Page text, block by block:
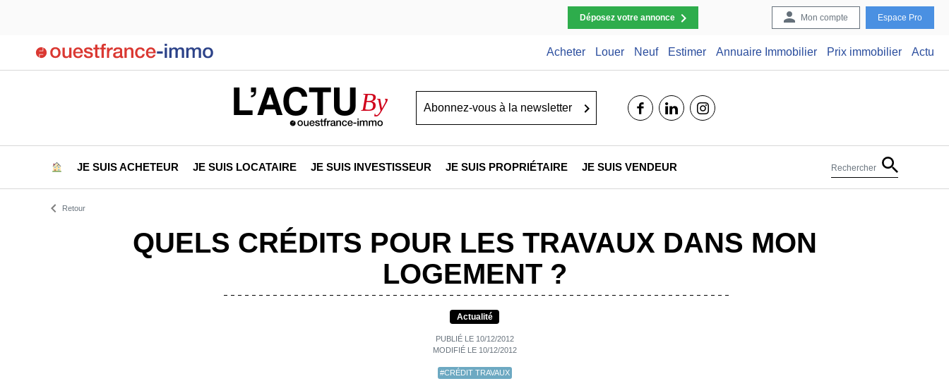
Déposez votre annonce Mon compte Espace Pro
Acheter Louer Neuf Estimer Annuaire Immobilier Prix immobilier Actu
L’ACTU By facebooklinkedin
JE SUIS ACHETEUR JE SUIS LOCATAIRE JE SUIS INVESTISSEUR JE SUIS PROPRIÉTAIRE JE SUIS VENDEUR Rechercher
Retour
QUELS CRÉDITS POUR LES TRAVAUX DANS MON
LOGEMENT ?
Actualité
PUBLIÉ LE 10/12/2012
MODIFIÉ LE 10/12/2012
#CRÉDIT TRAVAUX